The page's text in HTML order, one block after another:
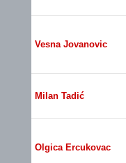
Vesna Jovanovic
Milan Tadić
Olgica Ercukovac